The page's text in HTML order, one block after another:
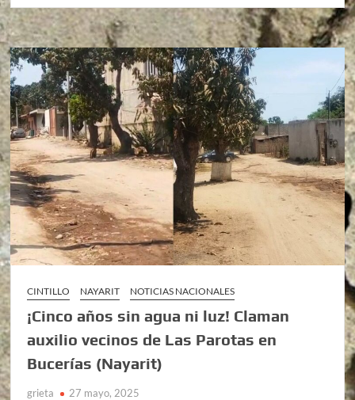
CINTILLO NAYARIT NOTICIAS NACIONALES
¡Cinco años sin agua ni luz! Claman
auxilio vecinos de Las Parotas en
Bucerías (Nayarit)
grieta 27 mayo, 2025